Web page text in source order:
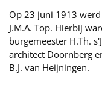
Op 23 juni 1913
J.M.A. Top. Hierbij
burgemeester H.Th.
architect Doornberg
B.J. van Heijningen.